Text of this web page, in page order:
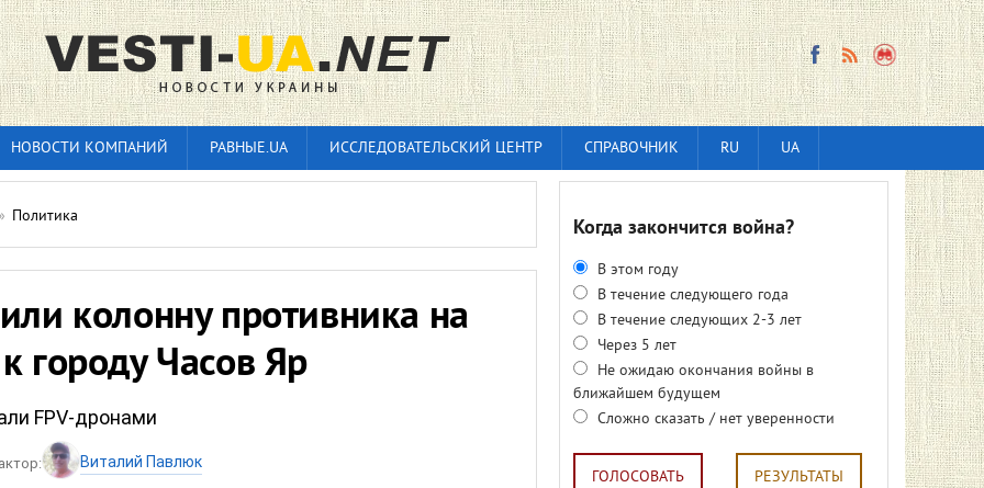
НОВОСТИ КОМПАНИЙ РАВНЫЕ.UA ИССЛЕДОВАТЕЛЬСКИЙ ЦЕНТР СПРАВОЧНИК RU UA
Политика
колонну противника на
городу Часов Яр
FPV-дронами
Виталий Павлюк
Когда закончится война?
В этом году
В течение следующего года
В течение следующих 2-3 лет
Через 5 лет
Не ожидаю окончания войны в
ближайшем будущем
Сложно сказать / нет уверенности
ГОЛОСОВАТЬ РЕЗУЛЬТАТЫ